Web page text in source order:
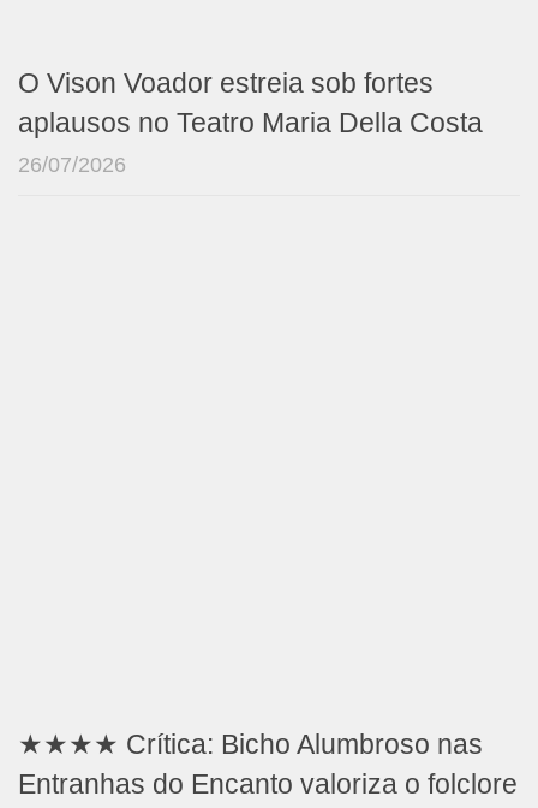
O Vison Voador estreia sob fortes
aplausos no Teatro Maria Della Costa
26/07/2026
★★★★ Crítica: Bicho Alumbroso nas
Entranhas do Encanto valoriza o folclore